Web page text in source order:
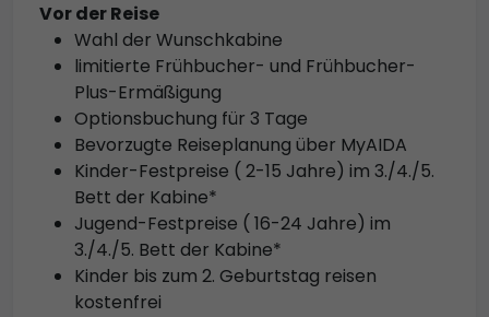
Vor der Reise
Wahl der Wunschkabine
limitierte Frühbucher- und Frühbucher-
Plus-Ermäßigung
Optionsbuchung für 3 Tage
Bevorzugte Reiseplanung über MyAIDA
Kinder-Festpreise ( 2-15 Jahre) im 3./4./5.
Bett der Kabine*
Jugend-Festpreise ( 16-24 Jahre) im
3./4./5. Bett der Kabine*
Kinder bis zum 2. Geburtstag reisen
kostenfrei